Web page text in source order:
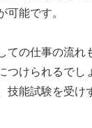
可能です。
ての仕事の流れ
つけられるでし
技能試験を受け